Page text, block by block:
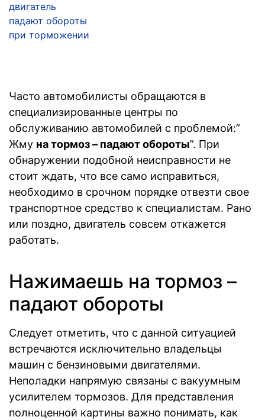
двигатель
падают обороты
при торможении
Часто автомобилисты обращаются в
специализированные центры по
обслуживанию автомобилей с проблемой:”
Жму на тормоз – падают обороты”. При
обнаружении подобной неисправности не
стоит ждать, что все само исправиться,
необходимо в срочном порядке отвезти свое
транспортное средство к специалистам. Рано
или поздно, двигатель совсем откажется
работать.
Нажимаешь на тормоз –
падают обороты
Следует отметить, что с данной ситуацией
встречаются исключительно владельцы
машин с бензиновыми двигателями.
Неполадки напрямую связаны с вакуумным
усилителем тормозов. Для представления
полноценной картины важно понимать, как